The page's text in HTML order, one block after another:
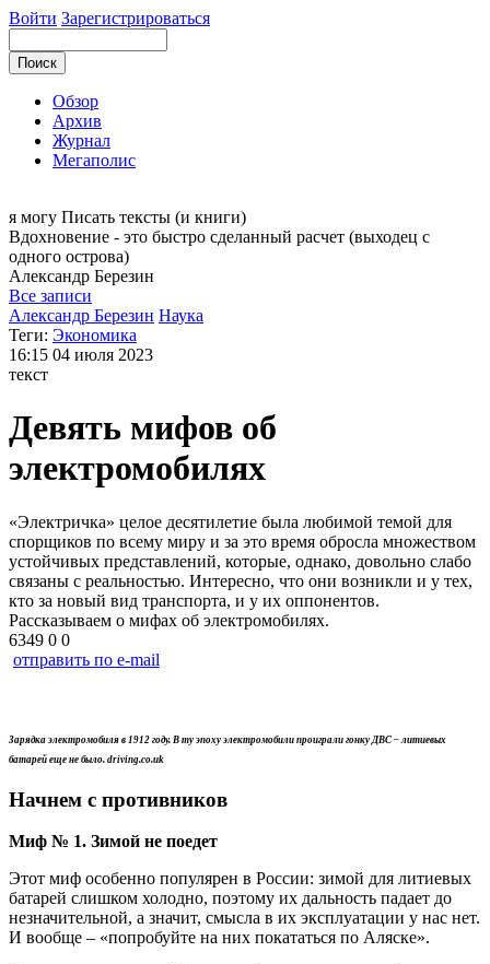
Войти Зарегистрироваться
Обзор
Архив
Журнал
Мегаполис
я могу Писать тексты (и книги)
Вдохновение - это быстро сделанный расчет (выходец с
одного острова)
Александр Березин
Все записи
Александр Березин Наука
Теги: Экономика
16:15 04 июля 2023
текст
Девять мифов об
электромобилях
«Электричка» целое десятилетие была любимой темой для
спорщиков по всему миру и за это время обросла множеством
устойчивых представлений, которые, однако, довольно слабо
связаны с реальностью. Интересно, что они возникли и у тех,
кто за новый вид транспорта, и у их оппонентов.
Рассказываем о мифах об электромобилях.
6349 0 0
отправить по e-mail
Зарядка электромобиля в 1912 году. В ту эпоху электромобили проиграли гонку ДВС – литиевых
батарей еще не было. driving.co.uk
Начнем с противников
Миф № 1. Зимой не поедет
Этот миф особенно популярен в России: зимой для литиевых
батарей слишком холодно, поэтому их дальность падает до
незначительной, а значит, смысла в их эксплуатации у нас нет.
И вообще – «попробуйте на них покататься по Аляске».